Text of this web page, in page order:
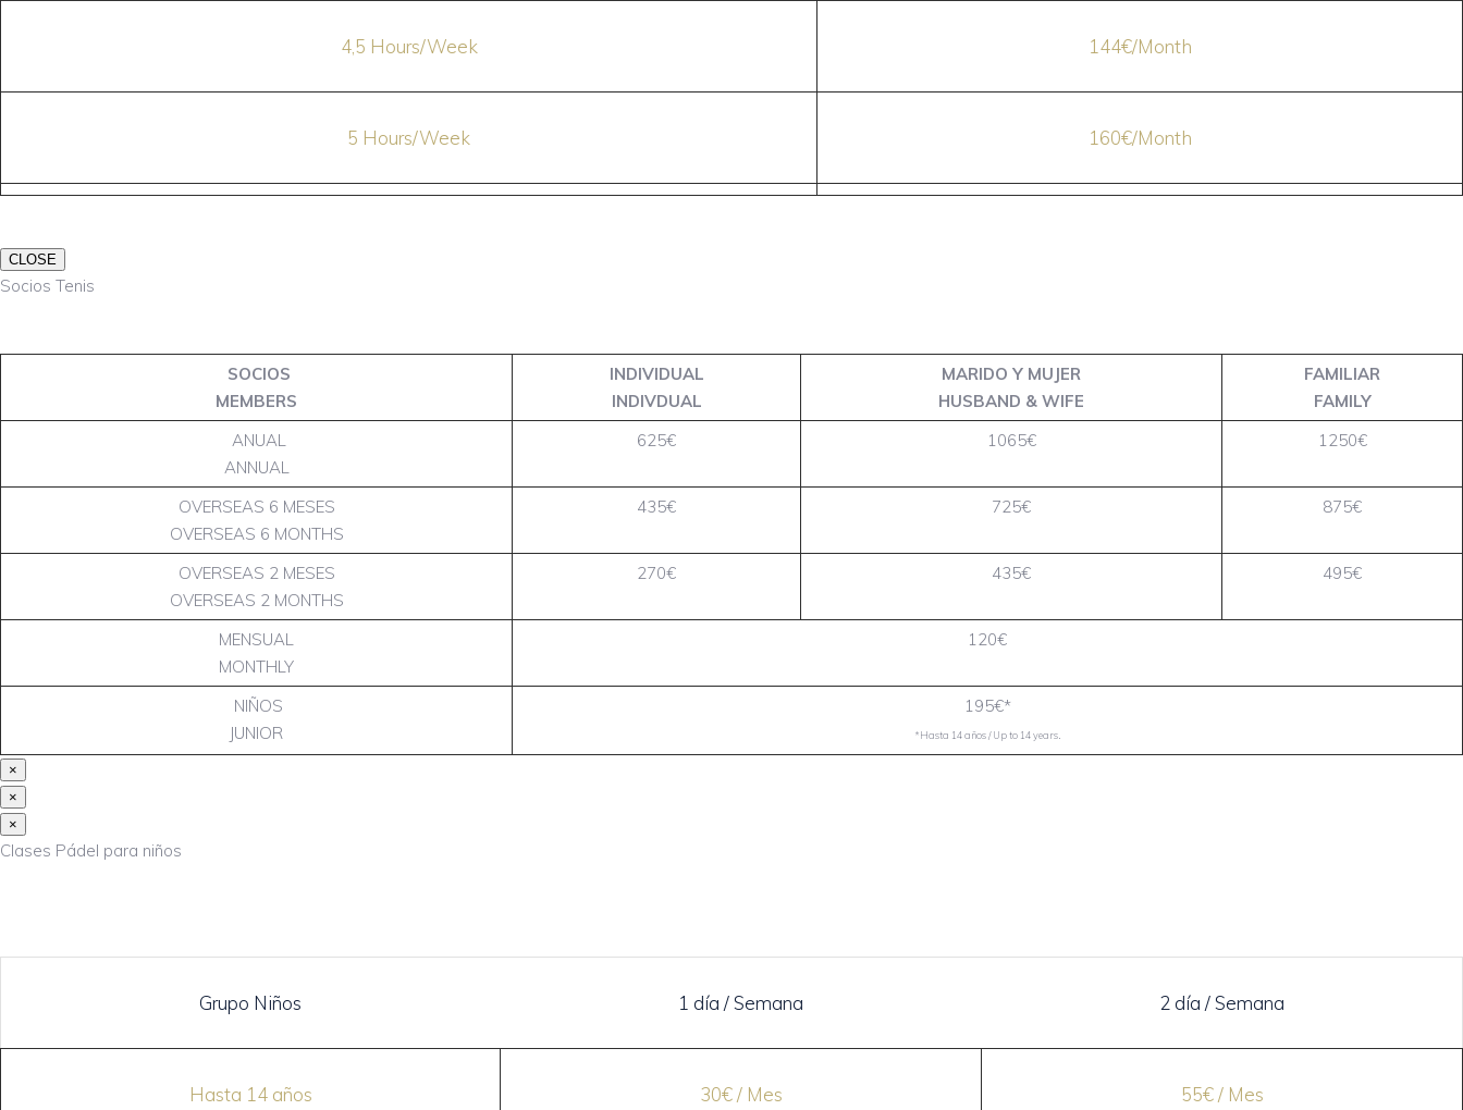
4,5 Hours/Week 144€/Month
5 Hours/Week 160€/Month
CLOSE
Socios Tenis
SOCIOS
MEMBERS
INDIVIDUAL
INDIVDUAL
MARIDO Y MUJER
HUSBAND & WIFE
FAMILIAR
FAMILY
ANUAL
ANNUAL
625€ 1065€ 1250€
OVERSEAS 6 MESES
OVERSEAS 6 MONTHS
435€ 725€ 875€
OVERSEAS 2 MESES
OVERSEAS 2 MONTHS
270€ 435€ 495€
MENSUAL
MONTHLY
120€
NIÑOS
JUNIOR
195€*
*Hasta 14 años / Up to 14 years.
×
×
×
Clases Pádel para niños
Grupo Niños 1 día / Semana 2 día / Semana
Hasta 14 años 30€ / Mes 55€ / Mes